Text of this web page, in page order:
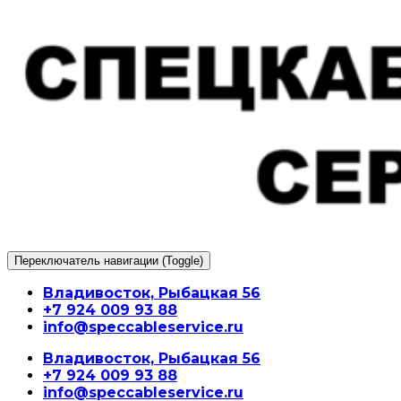
содержимому
Переключатель навигации (Toggle)
Владивосток, Рыбацкая 56
+7 924 009 93 88
info@speccableservice.ru
Владивосток, Рыбацкая 56
+7 924 009 93 88
info@speccableservice.ru